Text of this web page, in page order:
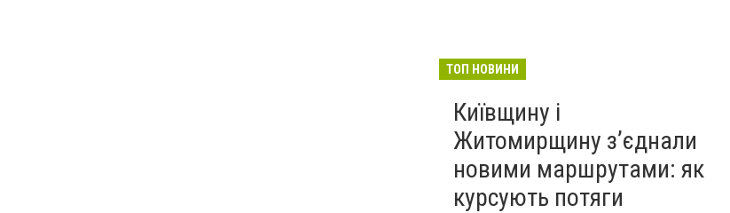
ТОП НОВИНИ
Київщину і
Житомирщину з’єднали
новими маршрутами: як
курсують потяги